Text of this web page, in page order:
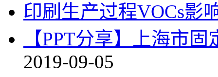
印刷生产过程VOCs影
【PPT分享】上海市
2019-09-05